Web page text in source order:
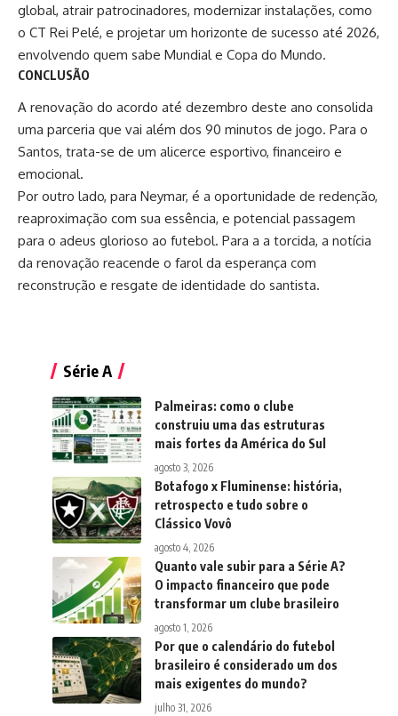
global, atrair patrocinadores, modernizar instalações, como
o CT Rei Pelé, e projetar um horizonte de sucesso até 2026,
envolvendo quem sabe Mundial e Copa do Mundo.
CONCLUSÃO
A renovação do acordo até dezembro deste ano consolida
uma parceria que vai além dos 90 minutos de jogo. Para o
Santos, trata-se de um alicerce esportivo, financeiro e
emocional.
Por outro lado, para Neymar, é a oportunidade de redenção,
reaproximação com sua essência, e potencial passagem
para o adeus glorioso ao futebol. Para a a torcida, a notícia
da renovação reacende o farol da esperança com
reconstrução e resgate de identidade do santista.
Série A
Palmeiras: como o clube
construiu uma das estruturas
mais fortes da América do Sul
agosto 3, 2026
Botafogo x Fluminense: história,
retrospecto e tudo sobre o
Clássico Vovô
agosto 4, 2026
Quanto vale subir para a Série A?
O impacto financeiro que pode
transformar um clube brasileiro
agosto 1, 2026
Por que o calendário do futebol
brasileiro é considerado um dos
mais exigentes do mundo?
julho 31, 2026